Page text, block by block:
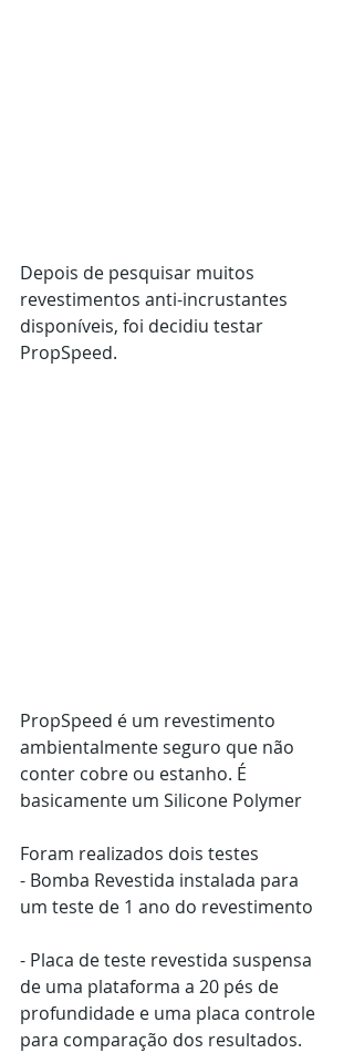
Depois de pesquisar muitos
revestimentos anti-incrustantes
disponíveis, foi decidiu testar
PropSpeed.
PropSpeed ​​é um revestimento
ambientalmente seguro que não
conter cobre ou estanho. É
basicamente um Silicone Polymer
Foram realizados dois testes
- Bomba Revestida instalada para
um teste de 1 ano do revestimento
- Placa de teste revestida suspensa
de uma plataforma a 20 pés de
profundidade e uma placa controle
para comparação dos resultados.